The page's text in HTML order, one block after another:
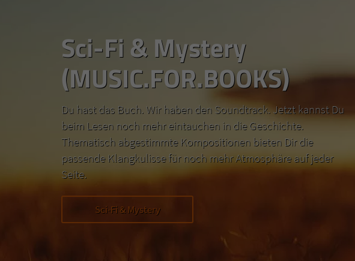
Sci-Fi & Mystery
(MUSIC.FOR.BOOKS)
Du hast das Buch. Wir haben den Soundtrack. Jetzt kannst Du
beim Lesen noch mehr eintauchen in die Geschichte.
Thematisch abgestimmte Kompositionen bieten Dir die
passende Klangkulisse für noch mehr Atmosphäre auf jeder
Seite.
Sci-Fi & Mystery